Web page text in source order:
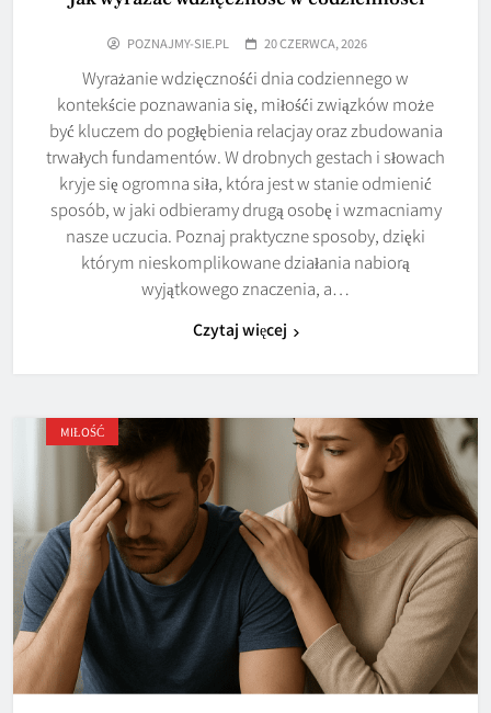
POZNAJMY-SIE.PL 20 CZERWCA, 2026
Wyrażanie wdzięcznośći dnia codziennego w
kontekście poznawania się, miłośći związków może
być kluczem do pogłębienia relacjay oraz zbudowania
trwałych fundamentów. W drobnych gestach i słowach
kryje się ogromna siła, która jest w stanie odmienić
sposób, w jaki odbieramy drugą osobę i wzmacniamy
nasze uczucia. Poznaj praktyczne sposoby, dzięki
którym nieskomplikowane działania nabiorą
wyjątkowego znaczenia, a…
Czytaj więcej
MIŁOŚĆ